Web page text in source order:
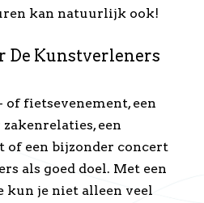
kan natuurlijk ook!
De Kunstverleners
of fietsevenement, een
een
of een bijzonder concert
als goed doel. Met een
kun je niet alleen veel